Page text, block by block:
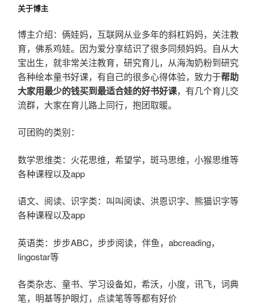
关于博主
博主介绍：俩娃妈，互联网从业多年的斜杠妈妈，关注教
育，佛系鸡娃。因为爱分享结识了很多同频妈妈。自从大
宝出生，就非常关注教育，研究育儿，从海淘奶粉到研究
各种绘本童书好课，有自己的很多心得体验，致力于帮助
大家用最少的钱买到最适合娃的好书好课，有几个育儿交
流群，大家在育儿路上同行，抱团取暖。
可团购的类别：
数学思维类：火花思维，希望学，斑马思维，小猴思维等
各种课程以及app
语文、阅读、识字类：叫叫阅读、洪恩识字、熊猫识字等
各种课程以及app
英语类：步步ABC，步步阅读，伴鱼，abcreading，
lingostar等
各类杂志、童书、学习设备如，希沃，小度，讯飞，词典
笔，明基等护眼灯，点读笔等等都有好价